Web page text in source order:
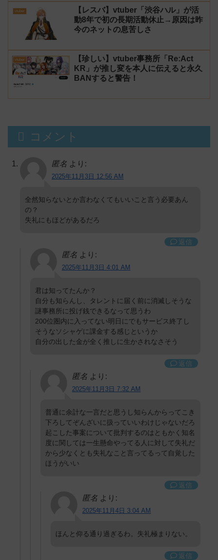
vtuber
【レスバ】vtuber「渋谷ハル」が活
動8年で初の長期活動休止→原因は昨
今のネットの息苦しさ
vtuber
【珍しい】vtuber事務所「Re:Act
KR」が推し変を本人に伝えると永久
BANすると警告！
コメント
匿名 より:
2025年11月3日 12:56 AM
全然知らないとか言わなくてもいいこと言う必要あん
の？
失礼にもほどがあるだろ
返信
匿名 より:
2025年11月3日 4:01 AM
君は知ってたんか？
自分も知らんし、タレントに届く前に消滅しそうな
謎事務所に投げ銭できるなって思うわ
200位圏内に入ってない明日にでもサービス終了し
そうなソシャゲに課金する感じというか
自分の出した金が全く推しに生かされなさそう
返信
匿名 より:
2025年11月3日 7:32 AM
普通に余計な一言だと思うし知らんからってこき
下ろしてぞんざいに扱っていいわけじゃないだろ
起こした事案について批判するのはともかく知名
度に関しては一生懸命やってる人に対して失礼だ
から少なくとも失礼なこと言ってるって自覚した
ほうがいい
返信
匿名 より:
2025年11月4日 3:04 AM
ほんと仰る通り過ぎるわ。失礼極まりない。
返信